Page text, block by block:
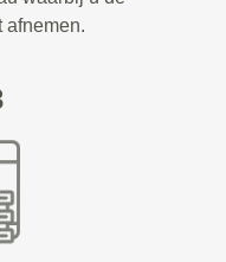
afnemen.